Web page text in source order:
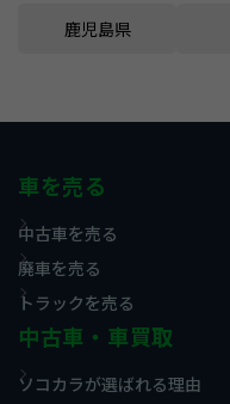
鹿児島県
車を売る
中古車を売る
廃車を売る
トラックを売る
中古車・車買取
ソコカラが選ばれる理由